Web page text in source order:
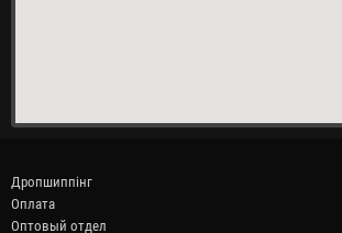
Дропшиппінг
Оплата
Оптовый отдел